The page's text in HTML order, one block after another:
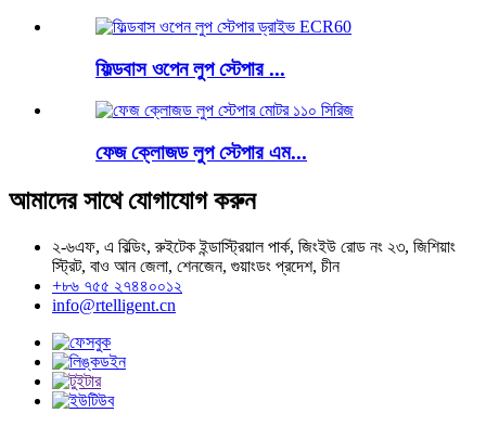
ফিল্ডবাস ওপেন লুপ স্টেপার ...
ফেজ ক্লোজড লুপ স্টেপার এম...
আমাদের সাথে যোগাযোগ করুন
২-৬এফ, এ বিল্ডিং, রুইটেক ইন্ডাস্ট্রিয়াল পার্ক, জিংইউ রোড নং ২৩, জিশিয়াং
স্ট্রিট, বাও আন জেলা, শেনজেন, গুয়াংডং প্রদেশ, চীন
+৮৬ ৭৫৫ ২৭৪৪০০১২
info@rtelligent.cn